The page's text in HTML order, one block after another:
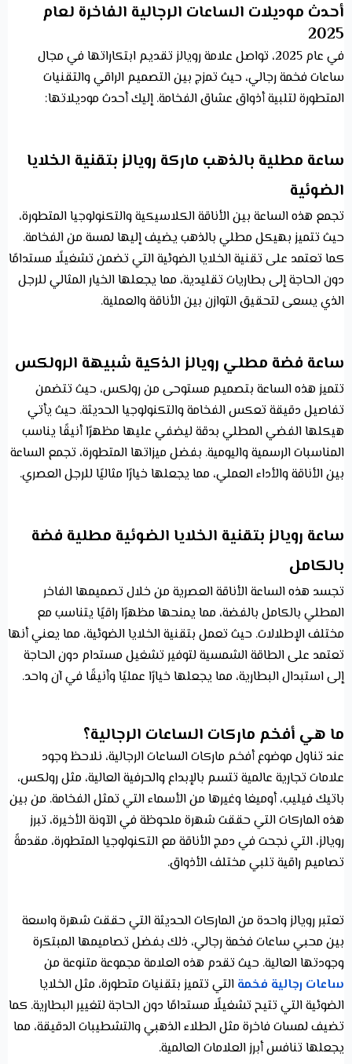
أحدث موديلات الساعات الرجالية الفاخرة لعام
2025
في عام 2025، تواصل علامة رويالز تقديم ابتكاراتها في مجال
ساعات فخمة رجالي، حيث تمزج بين التصميم الراقي والتقنيات
المتطورة لتلبية أذواق عشاق الفخامة. إليك أحدث موديلاتها:
ساعة مطلية بالذهب ماركة رويالز بتقنية الخلايا
الضوئية
تجمع هذه الساعة بين الأناقة الكلاسيكية والتكنولوجيا المتطورة،
حيث تتميز بهيكل مطلي بالذهب يضيف إليها لمسة من الفخامة.
كما تعتمد على تقنية الخلايا الضوئية التي تضمن تشغيلًا مستدامًا
دون الحاجة إلى بطاريات تقليدية، مما يجعلها الخيار المثالي للرجل
الذي يسعى لتحقيق التوازن بين الأناقة والعملية.
ساعة فضة مطلي رويالز الذكية شبيهة الرولكس
تتميز هذه الساعة بتصميم مستوحى من رولكس، حيث تتضمن
تفاصيل دقيقة تعكس الفخامة والتكنولوجيا الحديثة. حيث يأتي
هيكلها الفضي المطلي بدقة ليضفي عليها مظهرًا أنيقًا يناسب
المناسبات الرسمية واليومية. بفضل ميزاتها المتطورة، تجمع الساعة
بين الأناقة والأداء العملي، مما يجعلها خيارًا مثاليًا للرجل العصري.
ساعة رويالز بتقنية الخلايا الضوئية مطلية فضة
بالكامل
تجسد هذه الساعة الأناقة العصرية من خلال تصميمها الفاخر
المطلي بالكامل بالفضة، مما يمنحها مظهرًا راقيًا يتناسب مع
مختلف الإطلالات. حيث تعمل بتقنية الخلايا الضوئية، مما يعني أنها
تعتمد على الطاقة الشمسية لتوفير تشغيل مستدام دون الحاجة
إلى استبدال البطارية، مما يجعلها خيارًا عمليًا وأنيقًا في آن واحد.
ما هي أفخم ماركات الساعات الرجالية؟
عند تناول موضوع أفخم ماركات الساعات الرجالية، نلاحظ وجود
علامات تجارية عالمية تتسم بالإبداع والحرفية العالية، مثل رولكس،
باتيك فيليب، أوميغا وغيرها من الأسماء التي تمثل الفخامة. من بين
هذه الماركات التي حققت شهرة ملحوظة في الآونة الأخيرة، تبرز
رويالز، التي نجحت في دمج الأناقة مع التكنولوجيا المتطورة، مقدمةً
تصاميم راقية تلبي مختلف الأذواق.
تعتبر رويالز واحدة من الماركات الحديثة التي حققت شهرة واسعة
بين محبي ساعات فخمة رجالي، ذلك بفضل تصاميمها المبتكرة
وجودتها العالية. حيث تقدم هذه العلامة مجموعة متنوعة من
ساعات رجالية فخمة التي تتميز بتقنيات متطورة، مثل الخلايا
الضوئية التي تتيح تشغيلًا مستدامًا دون الحاجة لتغيير البطارية. كما
تضيف لمسات فاخرة مثل الطلاء الذهبي والتشطيبات الدقيقة، مما
يجعلها تنافس أبرز العلامات العالمية.